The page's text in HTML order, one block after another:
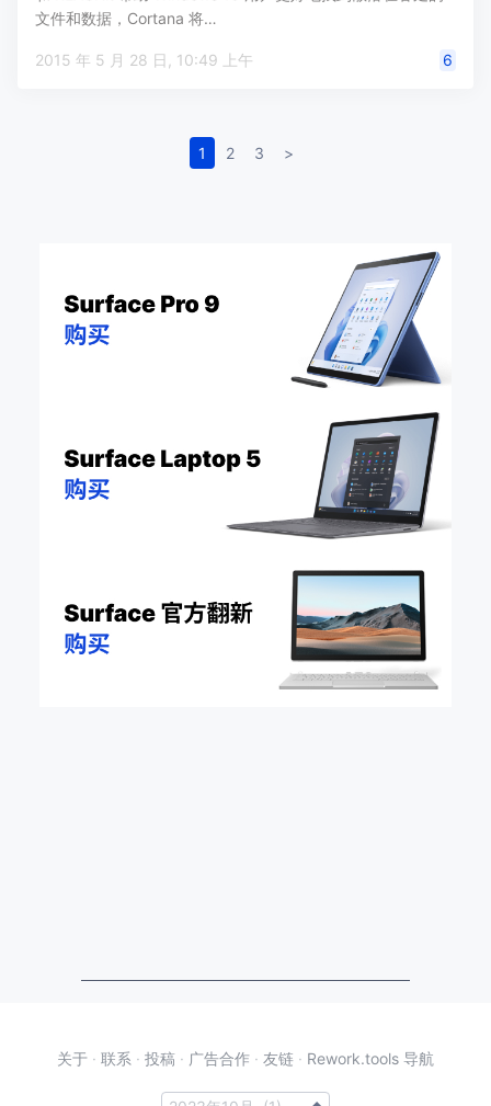
文件和数据，Cortana 将…
2015 年 5 月 28 日, 10:49 上午 6
1 2 3 >
关于 · 联系 · 投稿 · 广告合作 · 友链 · Rework.tools 导航